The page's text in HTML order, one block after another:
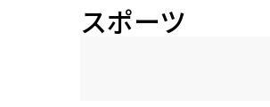
スポーツ